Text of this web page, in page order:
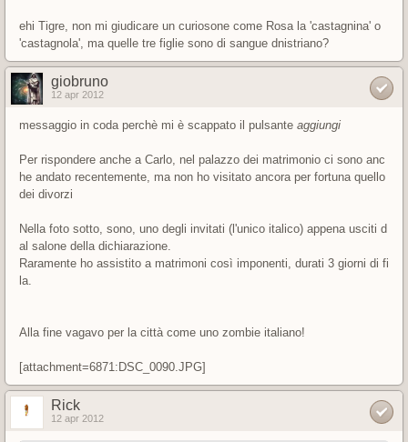
ehi Tigre, non mi giudicare un curiosone come Rosa la 'castagnina' o
'castagnola', ma quelle tre figlie sono di sangue dnistriano?
giobruno
12 apr 2012
messaggio in coda perchè mi è scappato il pulsante aggiungi
Per rispondere anche a Carlo, nel palazzo dei matrimonio ci sono anc
he andato recentemente, ma non ho visitato ancora per fortuna quello
dei divorzi
Nella foto sotto, sono, uno degli invitati (l'unico italico) appena usciti d
al salone della dichiarazione.
Raramente ho assistito a matrimoni così imponenti, durati 3 giorni di fi
la.
Alla fine vagavo per la città come uno zombie italiano!
[attachment=6871:DSC_0090.JPG]
Rick
12 apr 2012